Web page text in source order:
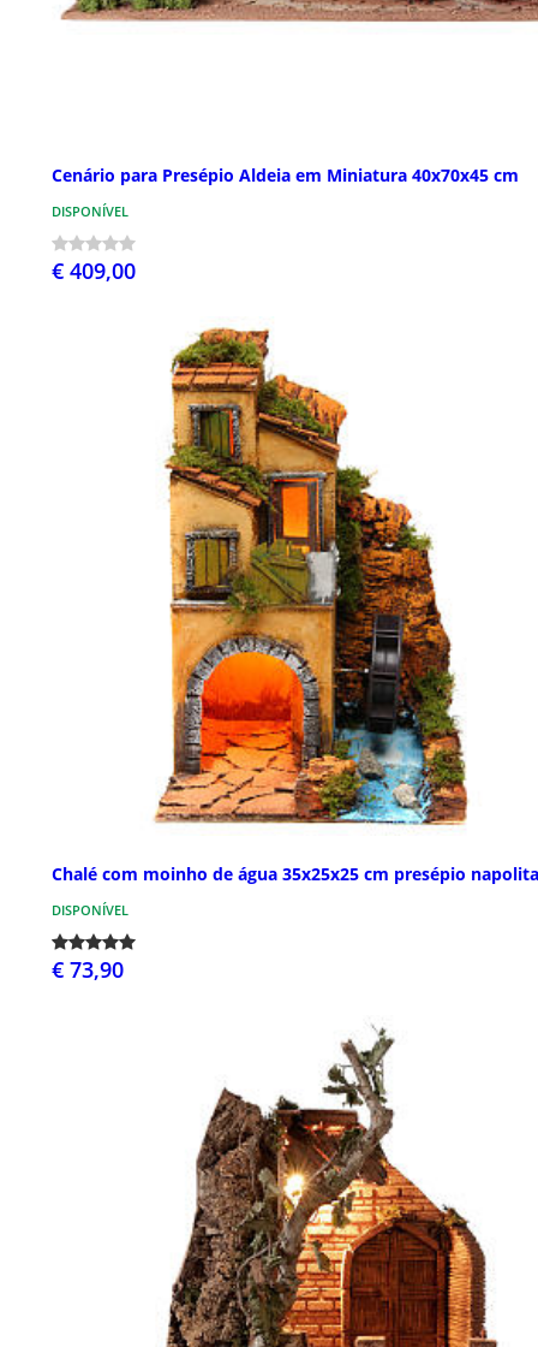
Cenário para Presépio Aldeia em Miniatura 40x70x45 cm
DISPONÍVEL
€ 409,00
Chalé com moinho de água 35x25x25 cm presépio
DISPONÍVEL
€ 73,90